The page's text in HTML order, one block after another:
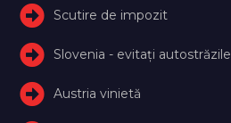
Scutire de impozit
Slovenia - evitați autostrăzile
Austria vinietă